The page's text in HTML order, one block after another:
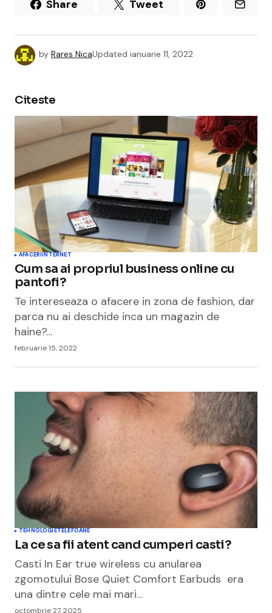
Share Tweet
by Rares NicaUpdated ianuarie 11, 2022
Citeste
AFACERIINTERNET
Cum sa ai propriul business online cu
pantofi?
Te intereseaza o afacere in zona de fashion, dar
parca nu ai deschide inca un magazin de
haine?…
februarie 15, 2022
TEHNOLOGIETELEFOANE
La ce sa fii atent cand cumperi casti?
Casti In Ear true wireless cu anularea
zgomotului Bose Quiet Comfort Earbuds era
una dintre cele mai mari…
octombrie 27, 2025